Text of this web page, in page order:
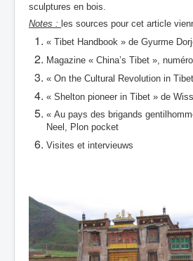
sculptures en bois.
Notes : les sources pour cet article
« Tibet Handbook » de Gyurme
Magazine « China’s Tibet »,
« On the Cultural Revolution in
« Shelton pioneer in Tibet » de
« Au pays des brigands
Neel, Plon pocket
Visites et intervieuws